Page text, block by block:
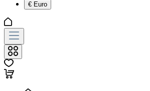
€ Euro